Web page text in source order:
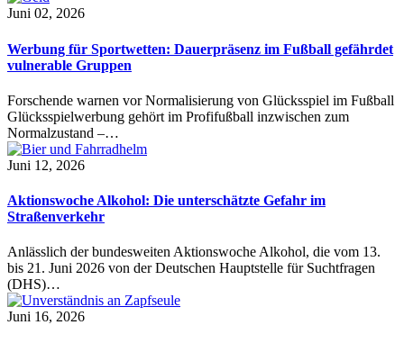
Juni 02, 2026
Werbung für Sportwetten: Dauerpräsenz im Fußball gefährdet
vulnerable Gruppen
Forschende warnen vor Normalisierung von Glücksspiel im Fußball
Glücksspielwerbung gehört im Profifußball inzwischen zum
Normalzustand –…
Juni 12, 2026
Aktionswoche Alkohol: Die unterschätzte Gefahr im
Straßenverkehr
Anlässlich der bundesweiten Aktionswoche Alkohol, die vom 13.
bis 21. Juni 2026 von der Deutschen Hauptstelle für Suchtfragen
(DHS)…
Juni 16, 2026